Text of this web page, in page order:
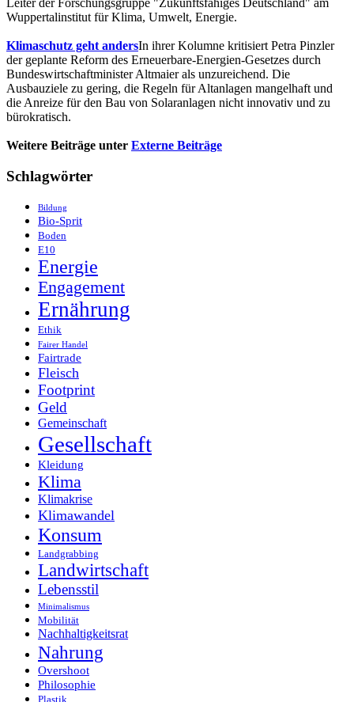
Leiter der Forschungsgruppe "Zukunftsfähiges Deutschland" am
Wuppertalinstitut für Klima, Umwelt, Energie.
Klimaschutz geht andersIn ihrer Kolumne kritisiert Petra Pinzler
der geplante Reform des Erneuerbare-Energien-Gesetzes durch
Bundeswirtschaftminister Altmaier als unzureichend. Die
Ausbauziele zu gering, die Regeln für Altanlagen mangelhaft und
die Anreize für den Bau von Solaranlagen nicht innovativ und zu
bürokratisch.
Weitere Beiträge unter Externe Beiträge
Schlagwörter
Bildung
Bio-Sprit
Boden
E10
Energie
Engagement
Ernährung
Ethik
Fairer Handel
Fairtrade
Fleisch
Footprint
Geld
Gemeinschaft
Gesellschaft
Kleidung
Klima
Klimakrise
Klimawandel
Konsum
Landgrabbing
Landwirtschaft
Lebensstil
Minimalismus
Mobilität
Nachhaltigkeitsrat
Nahrung
Overshoot
Philosophie
Plastik